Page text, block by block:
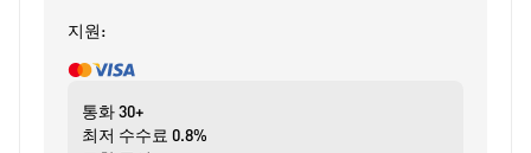
지원:
통화30+
최저 수수료 0.8%